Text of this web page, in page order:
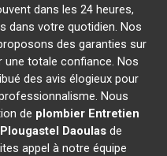
dans les 24 heures,
dans votre quotidien. Nos
des garanties sur
totale confiance. Nos
des avis élogieux pour
Nous
de plombier Entretien
Plougastel Daoulas de
appel à notre équipe